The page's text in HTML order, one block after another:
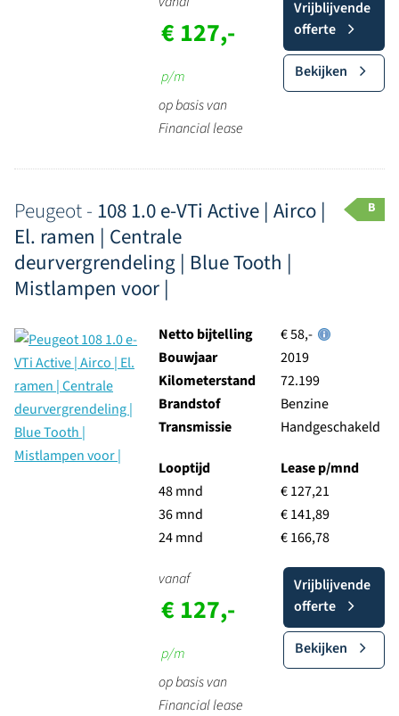
€ 127,-
p/m
op basis van
Financial lease
Vrijblijvende
offerte
Bekijken
Peugeot - 108 1.0 e-VTi Active | Airco |
El. ramen | Centrale
deurvergrendeling | Blue Tooth |
Mistlampen voor |
B
Netto bijtelling
€ 58,-
Bouwjaar
2019
Kilometerstand
72.199
Brandstof
Benzine
Transmissie
Handgeschakeld
Looptijd
48 mnd
36 mnd
24 mnd
Lease p/mnd
€ 127,21
€ 141,89
€ 166,78
vanaf
€ 127,-
p/m
op basis van
Financial lease
Vrijblijvende
offerte
Bekijken